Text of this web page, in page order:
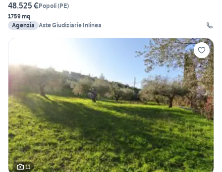
48.525 €Popoli(PE)
1759 mq
Agenzia Aste Giudiziarie Inlinea
11